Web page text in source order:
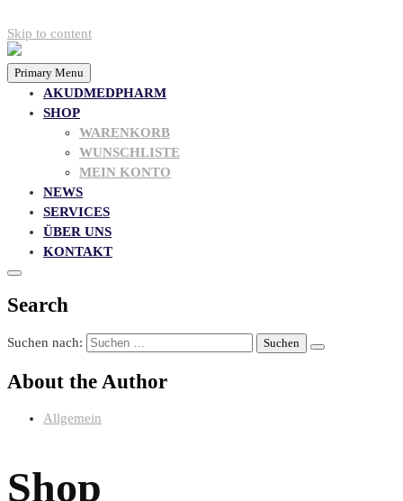
Skip to content
Primary Menu
AKUDMEDPHARM
SHOP
WARENKORB
WUNSCHLISTE
MEIN KONTO
NEWS
SERVICES
ÜBER UNS
KONTAKT
Search
Suchen nach:
About the Author
Allgemein
Shop